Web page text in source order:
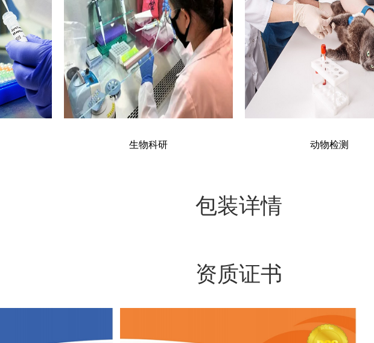
生物科研 动物检测
包装详情
资质证书